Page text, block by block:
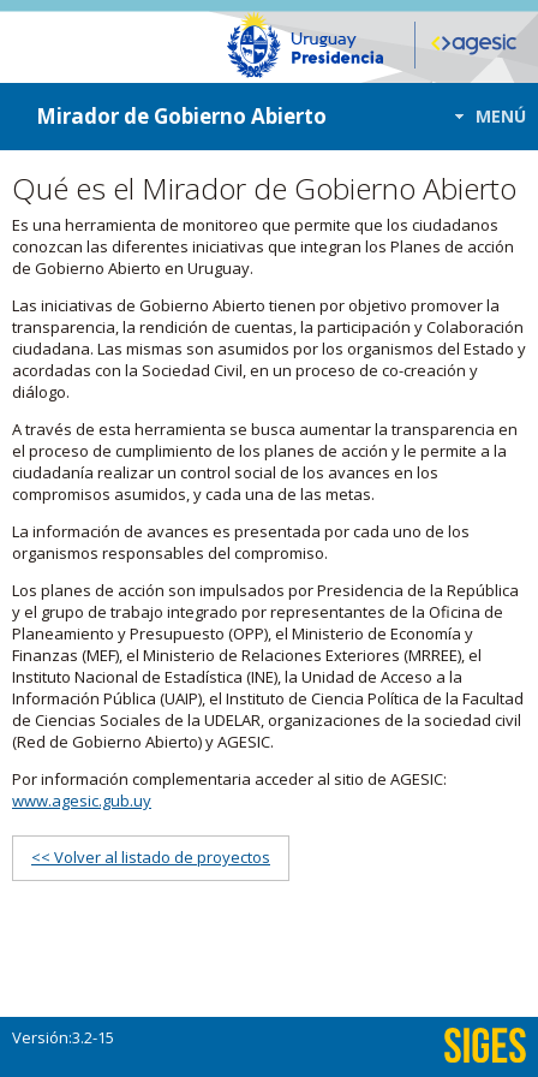
ir a contenido
ir al menú
Mirador de Gobierno Abierto MENÚ
Qué es el Mirador de Gobierno Abierto
Es una herramienta de monitoreo que permite que los ciudadanos
conozcan las diferentes iniciativas que integran los Planes de acción
de Gobierno Abierto en Uruguay.
Las iniciativas de Gobierno Abierto tienen por objetivo promover la
transparencia, la rendición de cuentas, la participación y Colaboración
ciudadana. Las mismas son asumidos por los organismos del Estado y
acordadas con la Sociedad Civil, en un proceso de co-creación y
diálogo.
A través de esta herramienta se busca aumentar la transparencia en
el proceso de cumplimiento de los planes de acción y le permite a la
ciudadanía realizar un control social de los avances en los
compromisos asumidos, y cada una de las metas.
La información de avances es presentada por cada uno de los
organismos responsables del compromiso.
Los planes de acción son impulsados por Presidencia de la República
y el grupo de trabajo integrado por representantes de la Oficina de
Planeamiento y Presupuesto (OPP), el Ministerio de Economía y
Finanzas (MEF), el Ministerio de Relaciones Exteriores (MRREE), el
Instituto Nacional de Estadística (INE), la Unidad de Acceso a la
Información Pública (UAIP), el Instituto de Ciencia Política de la Facultad
de Ciencias Sociales de la UDELAR, organizaciones de la sociedad civil
(Red de Gobierno Abierto) y AGESIC.
Por información complementaria acceder al sitio de AGESIC:
www.agesic.gub.uy
<< Volver al listado de proyectos
Versión:3.2-15